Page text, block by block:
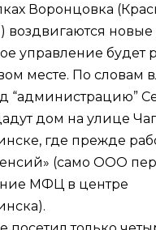
Воронцовка
воздвигаются новые
управление будет
месте. По словам
“администрацию”
дом на улице
где прежде
(само ООО
МФЦ в центре